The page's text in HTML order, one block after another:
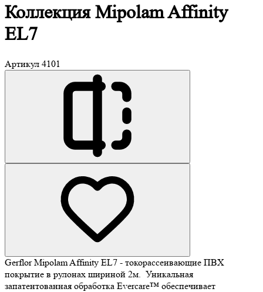
Коллекция MipolamAffinity
EL7
Артикул 4101
Gerflor Mipolam Affinity EL7 - токорассеивающие ПВХ
покрытие в рулонах шириной 2м. Уникальная
запатентованная обработка Evercare™ обеспечивает